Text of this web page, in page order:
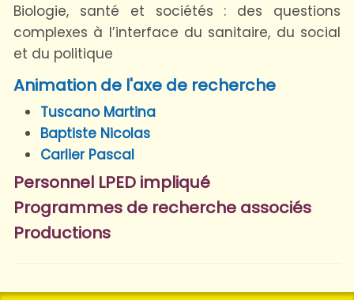
Biologie, santé et sociétés : des questions
complexes à l’interface du sanitaire, du social
et du politique
Animation de l'axe de recherche
Tuscano Martina
Baptiste Nicolas
Carlier Pascal
Personnel LPED impliqué
Programmes de recherche associés
Productions